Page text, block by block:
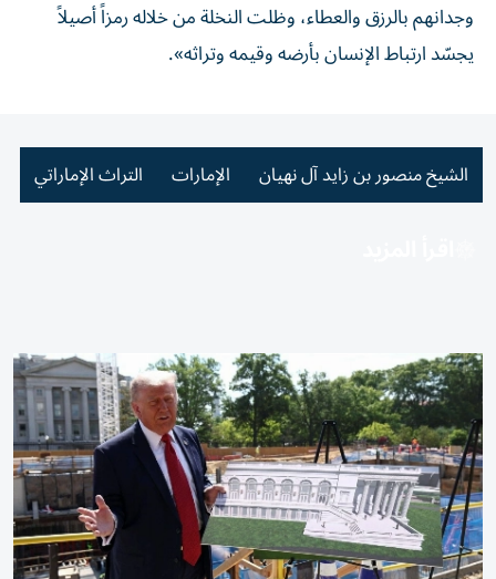
وجدانهم بالرزق والعطاء، وظلت النخلة من خلاله رمزاً أصيلاً
يجسّد ارتباط الإنسان بأرضه وقيمه وتراثه».
الشيخ منصور بن زايد آل نهيان الإمارات التراث الإماراتي